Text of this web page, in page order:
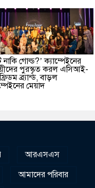
নাকি গোল্ড?’ ক্যাম্পেইনের
পুরস্কৃত করল এসিআই-
ব্র্যান্ড, বাড়ল
মেয়াদ
আরএসএস
আমাদের পরিবার